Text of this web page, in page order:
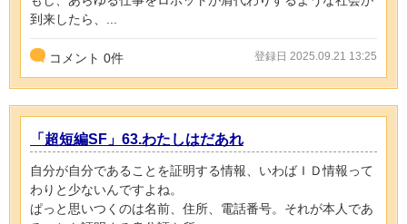
到来したら、...
コメント 0件 登録日 2025.09.21 13:25
「超短編SF」63.わたしはだあれ
自分が自分であることを証明する情報、いわばＩＤ情報って
わりと少ないんですよね。
ぱっと思いつくのは名前、住所、電話番号。それが本人であ